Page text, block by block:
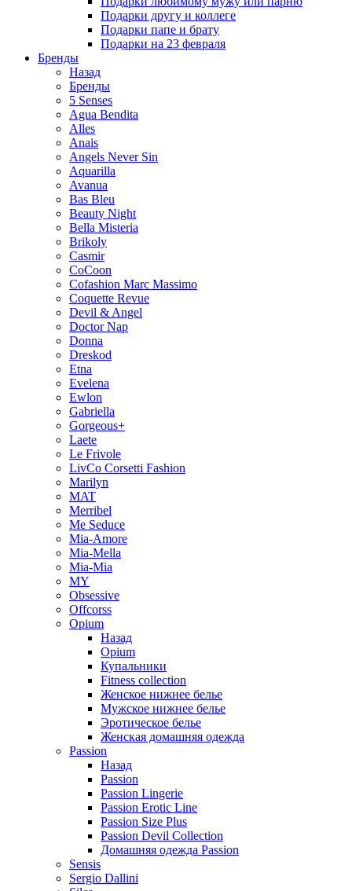
Подарки другу и коллеге
Подарки папе и брату
Подарки на 23 февраля
Бренды
Назад
Бренды
5 Senses
Agua Bendita
Alles
Anais
Angels Never Sin
Aquarilla
Avanua
Bas Bleu
Beauty Night
Bella Misteria
Brikoly
Casmir
CoCoon
Cofashion Marc Massimo
Coquette Revue
Devil & Angel
Doctor Nap
Donna
Dreskod
Etna
Evelena
Ewlon
Gabriella
Gorgeous+
Laete
Le Frivole
LivCo Corsetti Fashion
Marilyn
MAT
Merribel
Me Seduce
Mia-Amore
Mia-Mella
Mia-Mia
MY
Obsessive
Offcorss
Opium
Назад
Opium
Купальники
Fitness collection
Женское нижнее белье
Мужское нижнее белье
Эротическое белье
Женская домашняя одежда
Passion
Назад
Passion
Passion Lingerie
Passion Erotic Line
Passion Size Plus
Passion Devil Collection
Домашняя одежда Passion
Sensis
Sergio Dallini